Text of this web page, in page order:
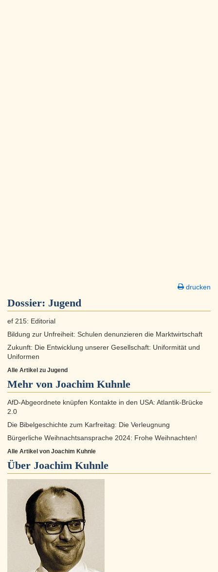
drucken
Dossier: Jugend
ef 215: Editorial
Bildung zur Unfreiheit: Schulen denunzieren die Marktwirtschaft
Zukunft: Die Entwicklung unserer Gesellschaft: Uniformität und
Uniformen
Alle Artikel zu Jugend
Mehr von Joachim Kuhnle
AfD-Abgeordnete knüpfen Kontakte in den USA: Atlantik-Brücke
2.0
Die Bibelgeschichte zum Karfreitag: Die Verleugnung
Bürgerliche Weihnachtsansprache 2024: Frohe Weihnachten!
Alle Artikel von Joachim Kuhnle
Über Joachim Kuhnle